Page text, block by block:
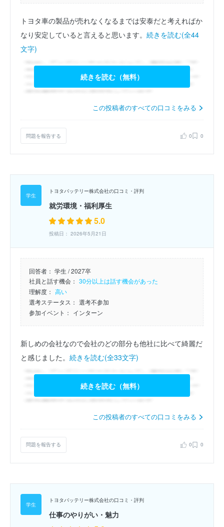
トヨタ車の製品が売れなくなるまでは安泰だと考えればか
なり安定していると言えると思います。 続きを読む(全44
文字)
続きを読む（無料）
この投稿者のすべての口コミをみる
問題を報告する 0 0
トヨタバッテリー株式会社の口コミ・評判
就労環境・福利厚生
5.0
投稿日： 2026年5月21日
回答者： 学生 / 2027卒
社員と話す機会： 30分以上は話す機会があった
理解度： 高い
選考ステータス： 選考不参加
参加イベント： インターン
新しめの会社なので会社のどの部分も他社に比べて綺麗だ
と感じました。 続きを読む(全33文字)
続きを読む（無料）
この投稿者のすべての口コミをみる
問題を報告する 0 0
トヨタバッテリー株式会社の口コミ・評判
仕事のやりがい・魅力